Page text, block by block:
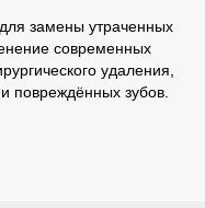
замены утраченных
современных
удаления,
повреждённых зубов.